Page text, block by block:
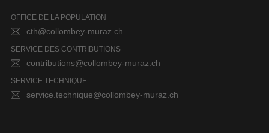
OFFICE DE LA POPULATION
cth@collombey-muraz.ch
SERVICE DES CONTRIBUTIONS
contributions@collombey-muraz.ch
SERVICE TECHNIQUE
service.technique@collombey-muraz.ch